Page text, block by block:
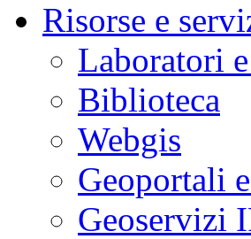
Risorse e
Laboratori
Biblioteca
Webgis
Geoportali
Geoservizi